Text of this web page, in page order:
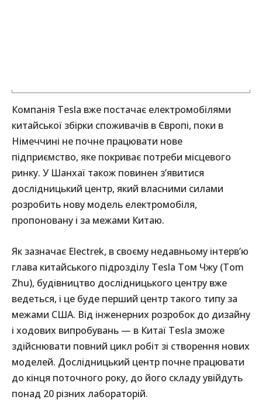
Компанія Tesla вже постачає електромобілями
китайської збірки споживачів в Європі, поки в
Німеччині не почне працювати нове
підприємство, яке покриває потреби місцевого
ринку. У Шанхаї також повинен з’явитися
дослідницький центр, який власними силами
розробить нову модель електромобіля,
пропоновану і за межами Китаю.
Як зазначає Electrek, в своєму недавньому інтерв’ю
глава китайського підрозділу Tesla Том Чжу (Tom
Zhu), будівництво дослідницького центру вже
ведеться, і це буде перший центр такого типу за
межами США. Від інженерних розробок до дизайну
і ходових випробувань — в Китаї Tesla зможе
здійснювати повний цикл робіт зі створення нових
моделей. Дослідницький центр почне працювати
до кінця поточного року, до його складу увійдуть
понад 20 різних лабораторій.